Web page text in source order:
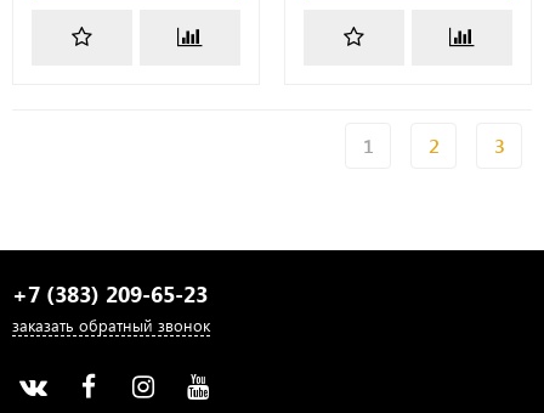
1 2 3
+7 (383) 209-65-23
заказать обратный звонок